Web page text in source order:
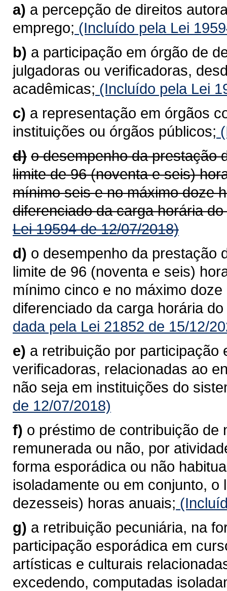
a) a percepção de direitos
emprego; (Incluído pela Lei
b) a participação em órgão de
julgadoras ou verificadoras,
acadêmicas; (Incluído pela Lei
c) a representação em órgãos
instituições ou órgãos públicos;
d) o desempenho da prestação
limite de 96 (noventa e seis)
mínimo seis e no máximo doze
diferenciado da carga horária
Lei 19594 de 12/07/2018)
d) o desempenho da prestação
limite de 96 (noventa e seis)
mínimo cinco e no máximo
diferenciado da carga horária
dada pela Lei 21852 de 15/12/
e) a retribuição por participação
verificadoras, relacionadas ao
não seja em instituições do
de 12/07/2018)
f) o préstimo de contribuição
remunerada ou não, por
forma esporádica ou não
isoladamente ou em conjunto,
dezesseis) horas anuais;
g) a retribuição pecuniária, na
participação esporádica em
artísticas e culturais
excedendo, computadas